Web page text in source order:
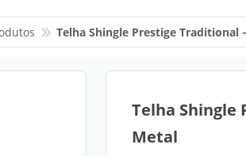
Telha Shingle Prestige Traditional
Telha Shingle
Metal